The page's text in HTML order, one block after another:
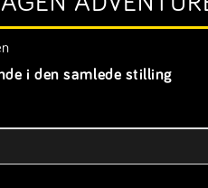
i den samlede stilling